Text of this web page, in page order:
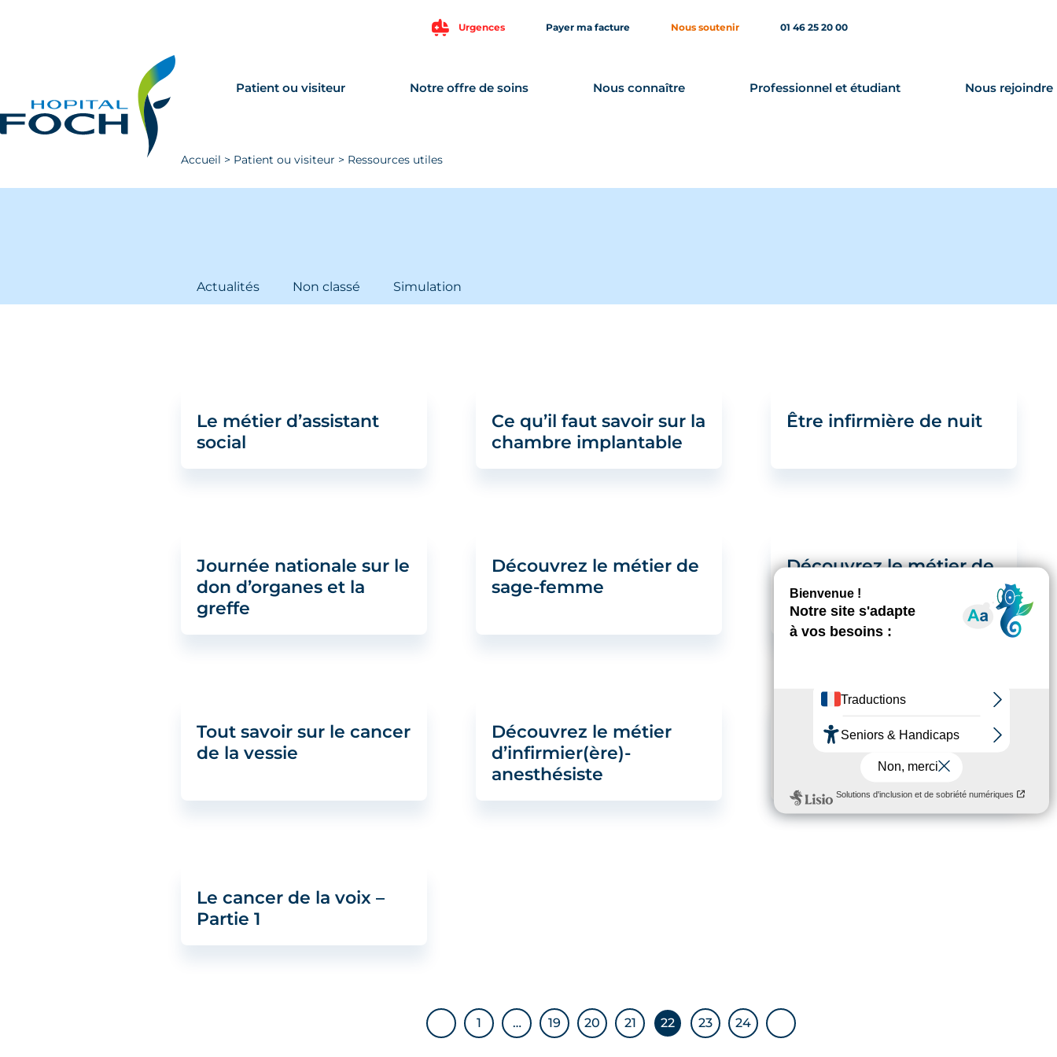
Urgences Payer ma facture Nous soutenir 01 46 25 20 00
Patient ou visiteur Notre offre de soins Nous connaître Professionnel et étudiant Nous rejoindre
Accueil > Patient ou visiteur > Ressources utiles
Actualités Non classé Simulation
Le métier d’assistant
social
Ce qu’il faut savoir sur la
chambre implantable
Être infirmière de nuit
Journée nationale sur le
don d’organes et la
greffe
Découvrez le métier de
sage-femme
Découvrez le métier de
sage-femme – Partie 2
Tout savoir sur le cancer
de la vessie
Découvrez le métier
d’infirmier(ère)-
anesthésiste
Découvrez le métier
anesthésiste – Partie 2
Le cancer de la voix –
Partie 1
1 … 19 20 21 22 23 24